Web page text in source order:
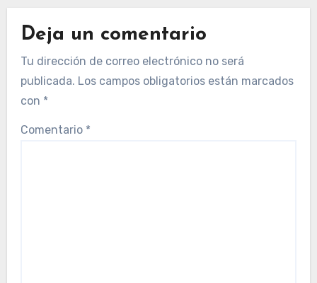
Deja un comentario
Tu dirección de correo electrónico no será
publicada. Los campos obligatorios están marcados
con *
Comentario *